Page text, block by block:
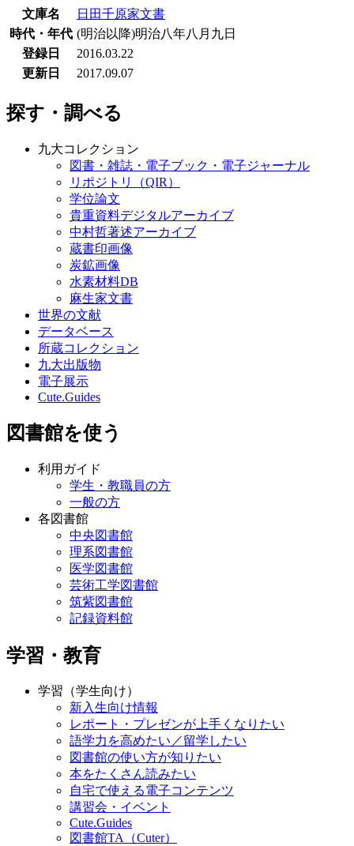
文庫名
日田千原家文書
時代・年代 (明治以降)明治八年八月九日
登録日
2016.03.22
更新日
2017.09.07
探す・調べる
九大コレクション
図書・雑誌・電子ブック・電子ジャーナル
リポジトリ（QIR）
学位論文
貴重資料デジタルアーカイブ
中村哲著述アーカイブ
蔵書印画像
炭鉱画像
水素材料DB
麻生家文書
世界の文献
データベース
所蔵コレクション
九大出版物
電子展示
Cute.Guides
図書館を使う
利用ガイド
学生・教職員の方
一般の方
各図書館
中央図書館
理系図書館
医学図書館
芸術工学図書館
筑紫図書館
記録資料館
学習・教育
学習（学生向け）
新入生向け情報
レポート・プレゼンが上手くなりたい
語学力を高めたい／留学したい
図書館の使い方が知りたい
本をたくさん読みたい
自宅で使える電子コンテンツ
講習会・イベント
Cute.Guides
図書館TA（Cuter）